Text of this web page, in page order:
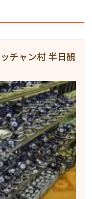
チャン村 半日観